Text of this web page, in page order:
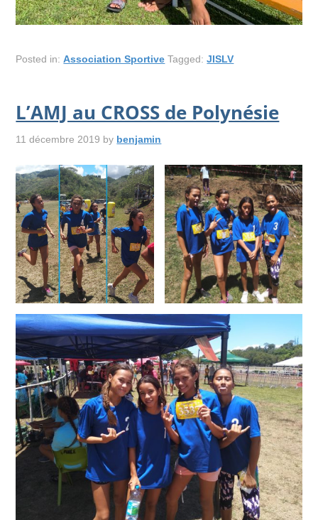
Posted in:Association Sportive Tagged:JISLV
L’AMJ au CROSS de Polynésie
11 décembre 2019 by benjamin